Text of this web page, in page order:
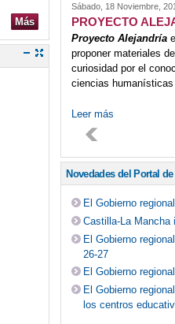
Más
Sábado, 18 Noviembre,
PROYECTO
Proyecto Alejandría
proponer materiales
curiosidad por el
ciencias
Leer más
Novedades del Portal
El Gobierno
Castilla-La Mancha
El Gobierno
26-27
El Gobierno
El Gobierno
los centros